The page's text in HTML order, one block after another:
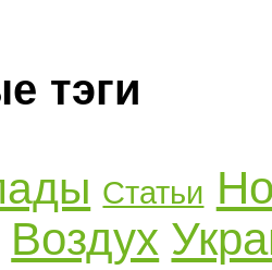
тэги
Статьи
Воздух